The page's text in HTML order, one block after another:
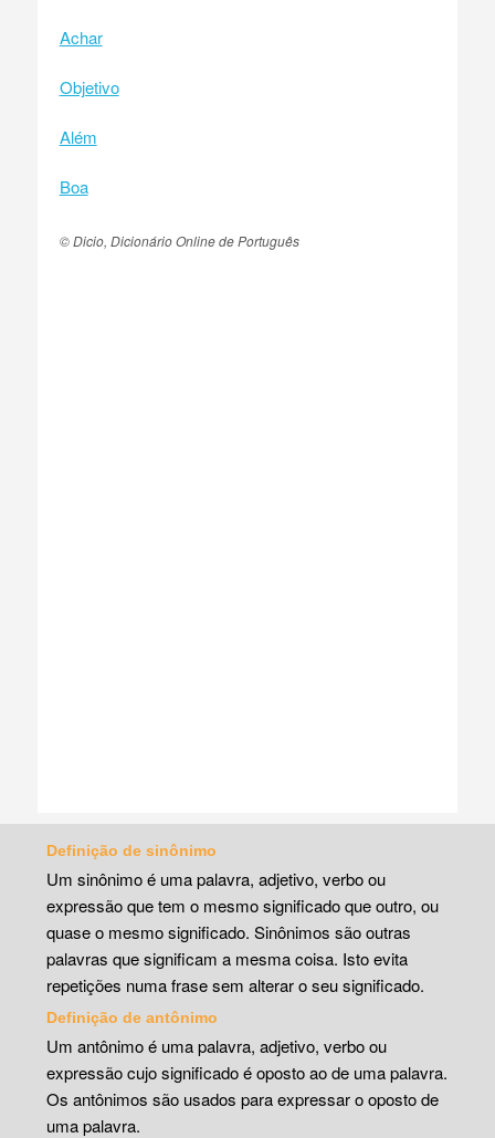
Achar
Objetivo
Além
Boa
© Dicio, Dicionário Online de Português
Definição de sinônimo
Um sinônimo é uma palavra, adjetivo, verbo ou
expressão que tem o mesmo significado que outro, ou
quase o mesmo significado. Sinônimos são outras
palavras que significam a mesma coisa. Isto evita
repetições numa frase sem alterar o seu significado.
Definição de antônimo
Um antônimo é uma palavra, adjetivo, verbo ou
expressão cujo significado é oposto ao de uma palavra.
Os antônimos são usados para expressar o oposto de
uma palavra.